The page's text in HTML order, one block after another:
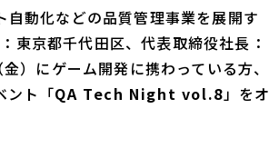
自動化などの品質管理事業を展開す
東京都千代田区、代表取締役社長：
）にゲーム開発に携わっている方、
ント「QA Tech Night vol.8」をオ